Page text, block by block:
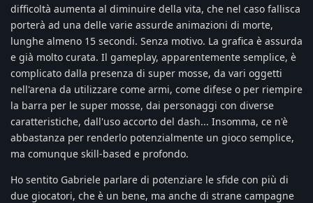
difficoltà aumenta al diminuire della vita, che nel caso fallisca
porterà ad una delle varie assurde animazioni di morte,
lunghe almeno 15 secondi. Senza motivo. La grafica è assurda
e già molto curata. Il gameplay, apparentemente semplice, è
complicato dalla presenza di super mosse, da vari oggetti
nell'arena da utilizzare come armi, come difese o per riempire
la barra per le super mosse, dai personaggi con diverse
caratteristiche, dall'uso accorto del dash... Insomma, ce n'è
abbastanza per renderlo potenzialmente un gioco semplice,
ma comunque skill-based e profondo.
Ho sentito Gabriele parlare di potenziare le sfide con più di
due giocatori, che è un bene, ma anche di strane campagne